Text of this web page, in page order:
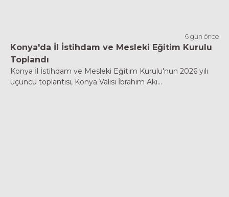
6 gün önce
Konya'da İl İstihdam ve Mesleki Eğitim Kurulu
Toplandı
Konya İl İstihdam ve Mesleki Eğitim Kurulu'nun 2026 yılı
üçüncü toplantısı, Konya Valisi İbrahim Akı...